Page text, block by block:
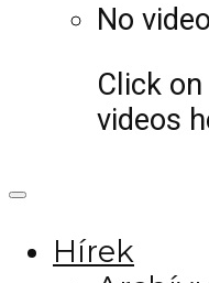
No
Click
videos
Hírek